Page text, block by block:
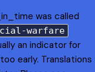
was called
warfare
an indicator for
early. Translations